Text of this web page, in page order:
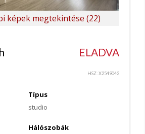
képek megtekintése (22)
ELADVA
HSZ: X2549042
Típus
studio
Hálószobák